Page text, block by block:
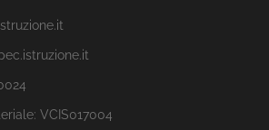
VCIS017004